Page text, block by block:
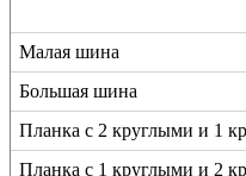
Малая шина
Большая шина
Планка с 2 круглыми и 1
Планка с 1 круглыми и 2